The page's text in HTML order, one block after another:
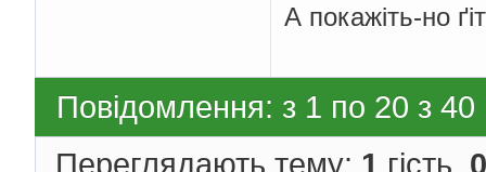
А покажіть-но
Повідомлення: з 1 по 20 з 40
Переглядають тему: 1 гість, 0